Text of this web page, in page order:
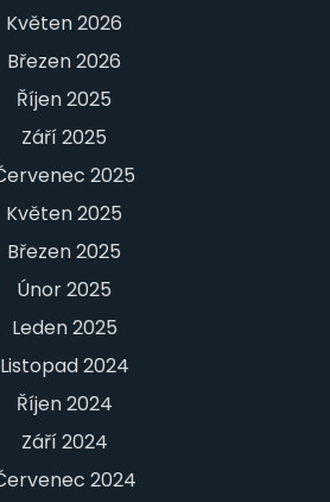
Květen 2026
Březen 2026
Říjen 2025
Září 2025
2025
Květen 2025
Březen 2025
Únor 2025
Leden 2025
Listopad 2024
Říjen 2024
Září 2024
2024